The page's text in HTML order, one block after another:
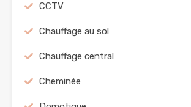
CCTV
Chauffage au sol
Chauffage central
Cheminée